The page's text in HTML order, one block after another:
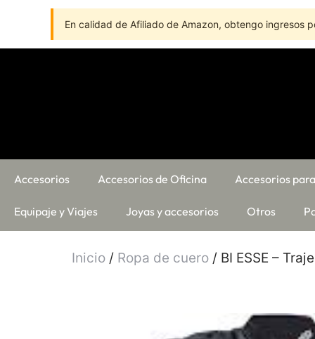
En calidad de Afiliado de Amazon, obtengo ingresos
Accesorios Accesorios de Oficina Accesorios
Equipaje y Viajes Joyas y accesorios Otros
Inicio / Ropa de cuero / BI ESSE –